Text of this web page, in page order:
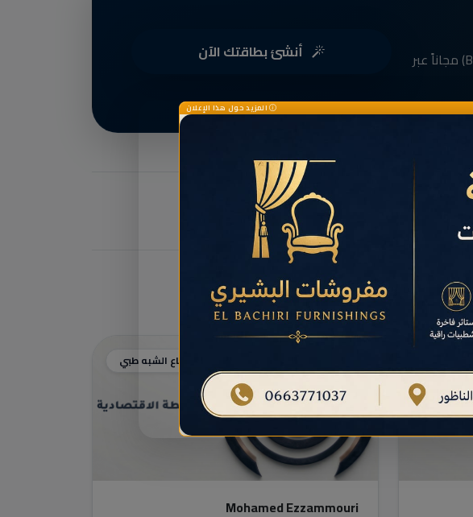
انضم الآن إلى رواد الأعمال في الناظور وقم بإنشاء بطاقة أعمالك الرقمية الاحترافية (Bio-Card) مجاناً عبر
أنشئ بطاقتك الآن
الممرضون / قطاع الشبه طبي
Mohamed Ezzammouri
المزيد حول هذا الإعلان